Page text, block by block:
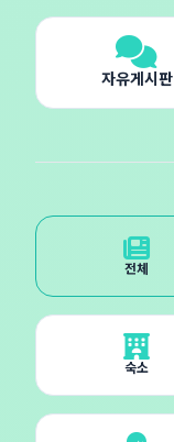
자유게시판
전체
숙소